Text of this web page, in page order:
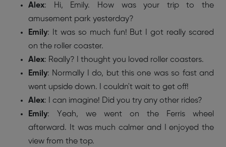
Alex: Hi, Emily. How was your trip to the
amusement park yesterday?
Emily: It was so much fun! But I got really scared
on the roller coaster.
Alex: Really? I thought you loved roller coasters.
Emily: Normally I do, but this one was so fast and
went upside down. I couldn't wait to get off!
Alex: I can imagine! Did you try any other rides?
Emily: Yeah, we went on the Ferris wheel
afterward. It was much calmer and I enjoyed the
view from the top.